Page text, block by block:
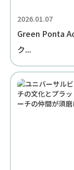
2026.01.07
Green Ponta
ク...